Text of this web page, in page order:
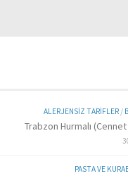
ALERJENSIZ TARIFLER/
Trabzon Hurmalı
PASTA VE